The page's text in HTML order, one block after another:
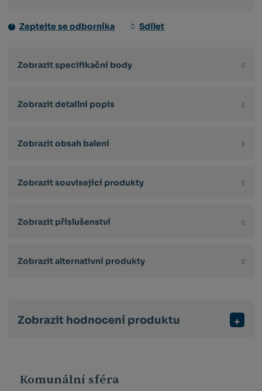
Zeptejte se odborníka Sdílet
Zobrazit specifikační body
Zobrazit detailní popis
Zobrazit obsah balení
Zobrazit související produkty
Zobrazit příslušenství
Zobrazit alternativní produkty
Zobrazit hodnocení produktu
Komunální sféra